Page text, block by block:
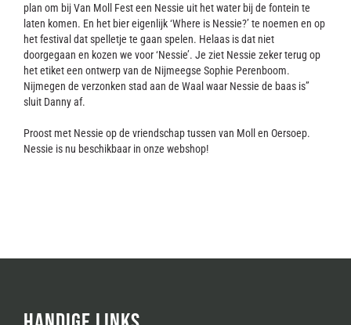
plan om bij Van Moll Fest een Nessie uit het water bij de fontein te
laten komen. En het bier eigenlijk ‘Where is Nessie?’ te noemen en op
het festival dat spelletje te gaan spelen. Helaas is dat niet
doorgegaan en kozen we voor ‘Nessie’. Je ziet Nessie zeker terug op
het etiket een ontwerp van de Nijmeegse Sophie Perenboom.
Nijmegen de verzonken stad aan de Waal waar Nessie de baas is”
sluit Danny af.
Proost met Nessie op de vriendschap tussen van Moll en Oersoep.
Nessie is nu beschikbaar in onze webshop!